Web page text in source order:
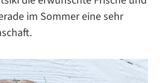
im Sommer eine sehr